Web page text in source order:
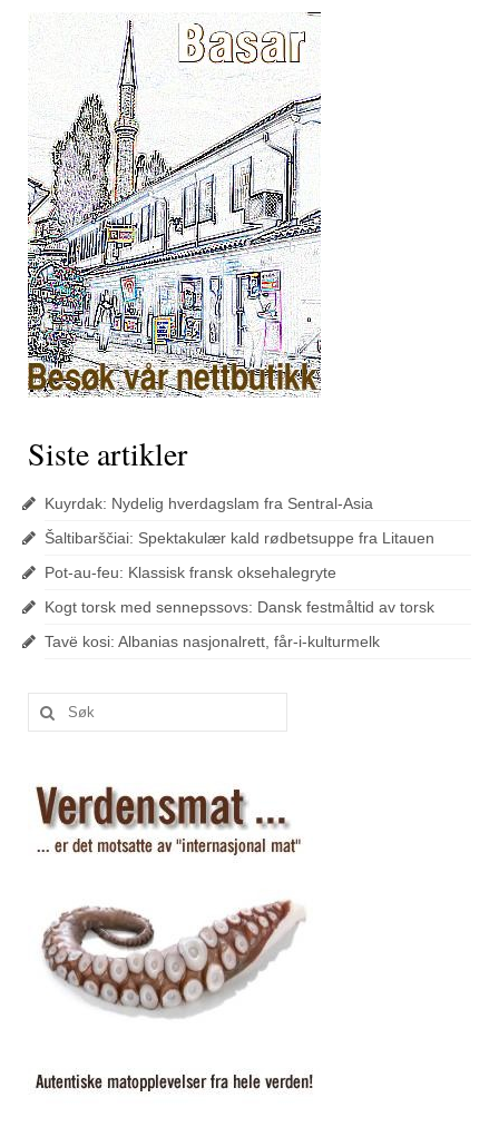
Siste artikler
Kuyrdak: Nydelig hverdagslam fra Sentral-Asia
Šaltibarščiai: Spektakulær kald rødbetsuppe fra Litauen
Pot-au-feu: Klassisk fransk oksehalegryte
Kogt torsk med sennepssovs: Dansk festmåltid av torsk
Tavë kosi: Albanias nasjonalrett, får-i-kulturmelk